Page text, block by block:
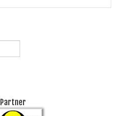
Partner